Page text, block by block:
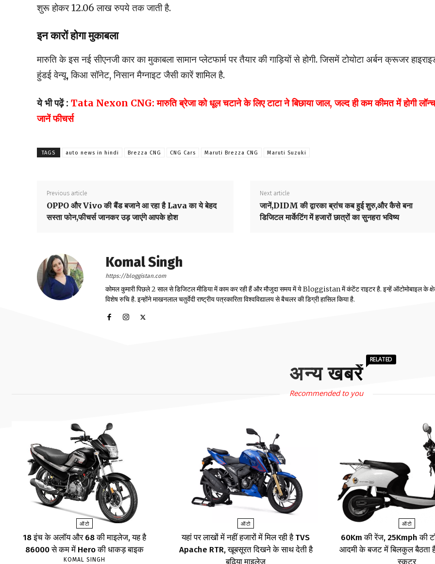
शुरू होकर 12.06 लाख रुपये तक जाती है.
इन कारों होगा मुकाबला
मारुति के इस नई सीएनजी कार का मुकाबला सामान प्लेटफार्म पर तैयार की गाड़ियों से होगी. जिसमें टोयोटा अर्बन क्रूजर
हुंडई वेन्यू, किआ सॉनेट, निसान मैग्नाइट जैसी कारें शामिल है.
ये भी पढ़ें : Tata Nexon CNG: मारुति ब्रेजा को धूल चटाने के लिए टाटा ने बिछाया जाल, जल्द ही कम कीमत में होगी
जानें फीचर्स
TAGS auto news in hindi Brezza CNG CNG Cars Maruti Brezza CNG Maruti Suzuki
Previous article
OPPO और Vivo की बैंड बजाने आ रहा है Lava का ये बेहद
सस्ता फोन,फीचर्स जानकर उड़ जाएंगे आपके होश
Next article
जानें,DIDM की द्वारका ब्रांच कब हुई शुरु,और कैसे बना
डिजिटल मार्केटिंग में हजारों छात्रों का सुनहरा भविष्य
Komal Singh
https://bloggistan.com
कोमल कुमारी पिछले 2 साल से डिजिटल मीडिया में काम कर रही हैं और मौजुदा समय में ये Bloggistan में कंटेंट राइटर है. इन्हें ऑटोमोबाइल के
विशेष रुचि है. इन्होंने माखनलाल चतुर्वेदी राष्ट्रीय पत्रकारिता विश्वविद्यालय से बैचलर की डिग्री हासिल किया है.
अन्य खबरें
RELATED
Recommended to you
ऑटो
18 इंच के अलॉय और 68 की माइलेज, यह है
86000 से कम में Hero की धाकड़ बाइक
KOMAL SINGH
ऑटो
यहां पर लाखों में नहीं हजारों में मिल रही है TVS
Apache RTR, खूबसूरत दिखने के साथ देती है
बढ़िया माइलेज
ऑटो
60Km की रेंज, 25Kmph की
आदमी के बजट में बिलकुल बैठता
स्कूटर